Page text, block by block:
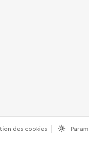
des cookies